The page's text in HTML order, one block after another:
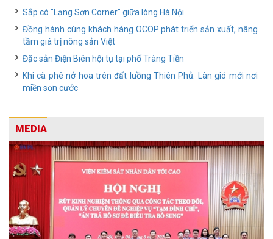
Sắp có "Lạng Sơn Corner" giữa lòng Hà Nội
Đồng hành cùng khách hàng OCOP phát triển sản xuất, nâng
tầm giá trị nông sản Việt
Đặc sản Điện Biên hội tụ tại phố Tràng Tiền
Khi cà phê nở hoa trên đất luồng Thiên Phủ: Làn gió mới nơi
miền sơn cước
MEDIA